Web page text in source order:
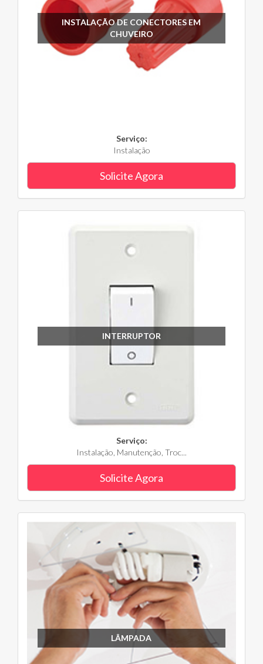
INSTALAÇÃO DE CONECTORES EM
CHUVEIRO
Serviço:
Instalação
Solicite Agora
INTERRUPTOR
Serviço:
Instalação, Manutenção, Troc...
Solicite Agora
LÂMPADA